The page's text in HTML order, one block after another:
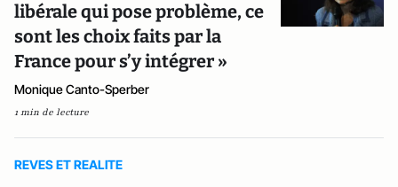
libérale qui pose problème, ce
sont les choix faits par la
France pour s’y intégrer »
Monique Canto-Sperber
1 min de lecture
REVES ET REALITE